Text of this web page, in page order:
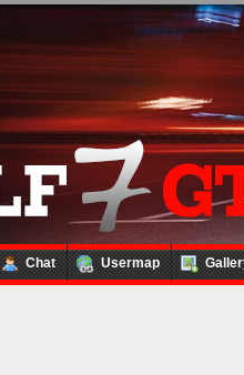
Chat Usermap
Loginbox
Trage
bitte
in
die
nachfolgenden
Felder
Deinen
Benutzernamen
und
Kennwort
ein,
um